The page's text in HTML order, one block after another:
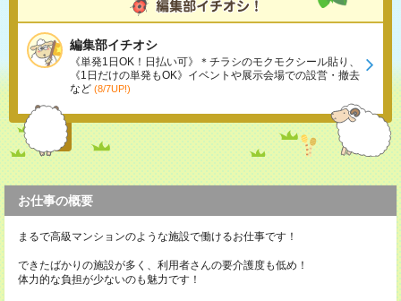
編集部イチオシ
《単発1日OK！日払い可》＊チラシのモクモクシール貼り、
《1日だけの単発もOK》イベントや展示会場での設営・撤去
など (8/7UP!)
お仕事の概要
まるで高級マンションのような施設で働けるお仕事です！
できたばかりの施設が多く、利用者さんの要介護度も低め！
体力的な負担が少ないのも魅力です！